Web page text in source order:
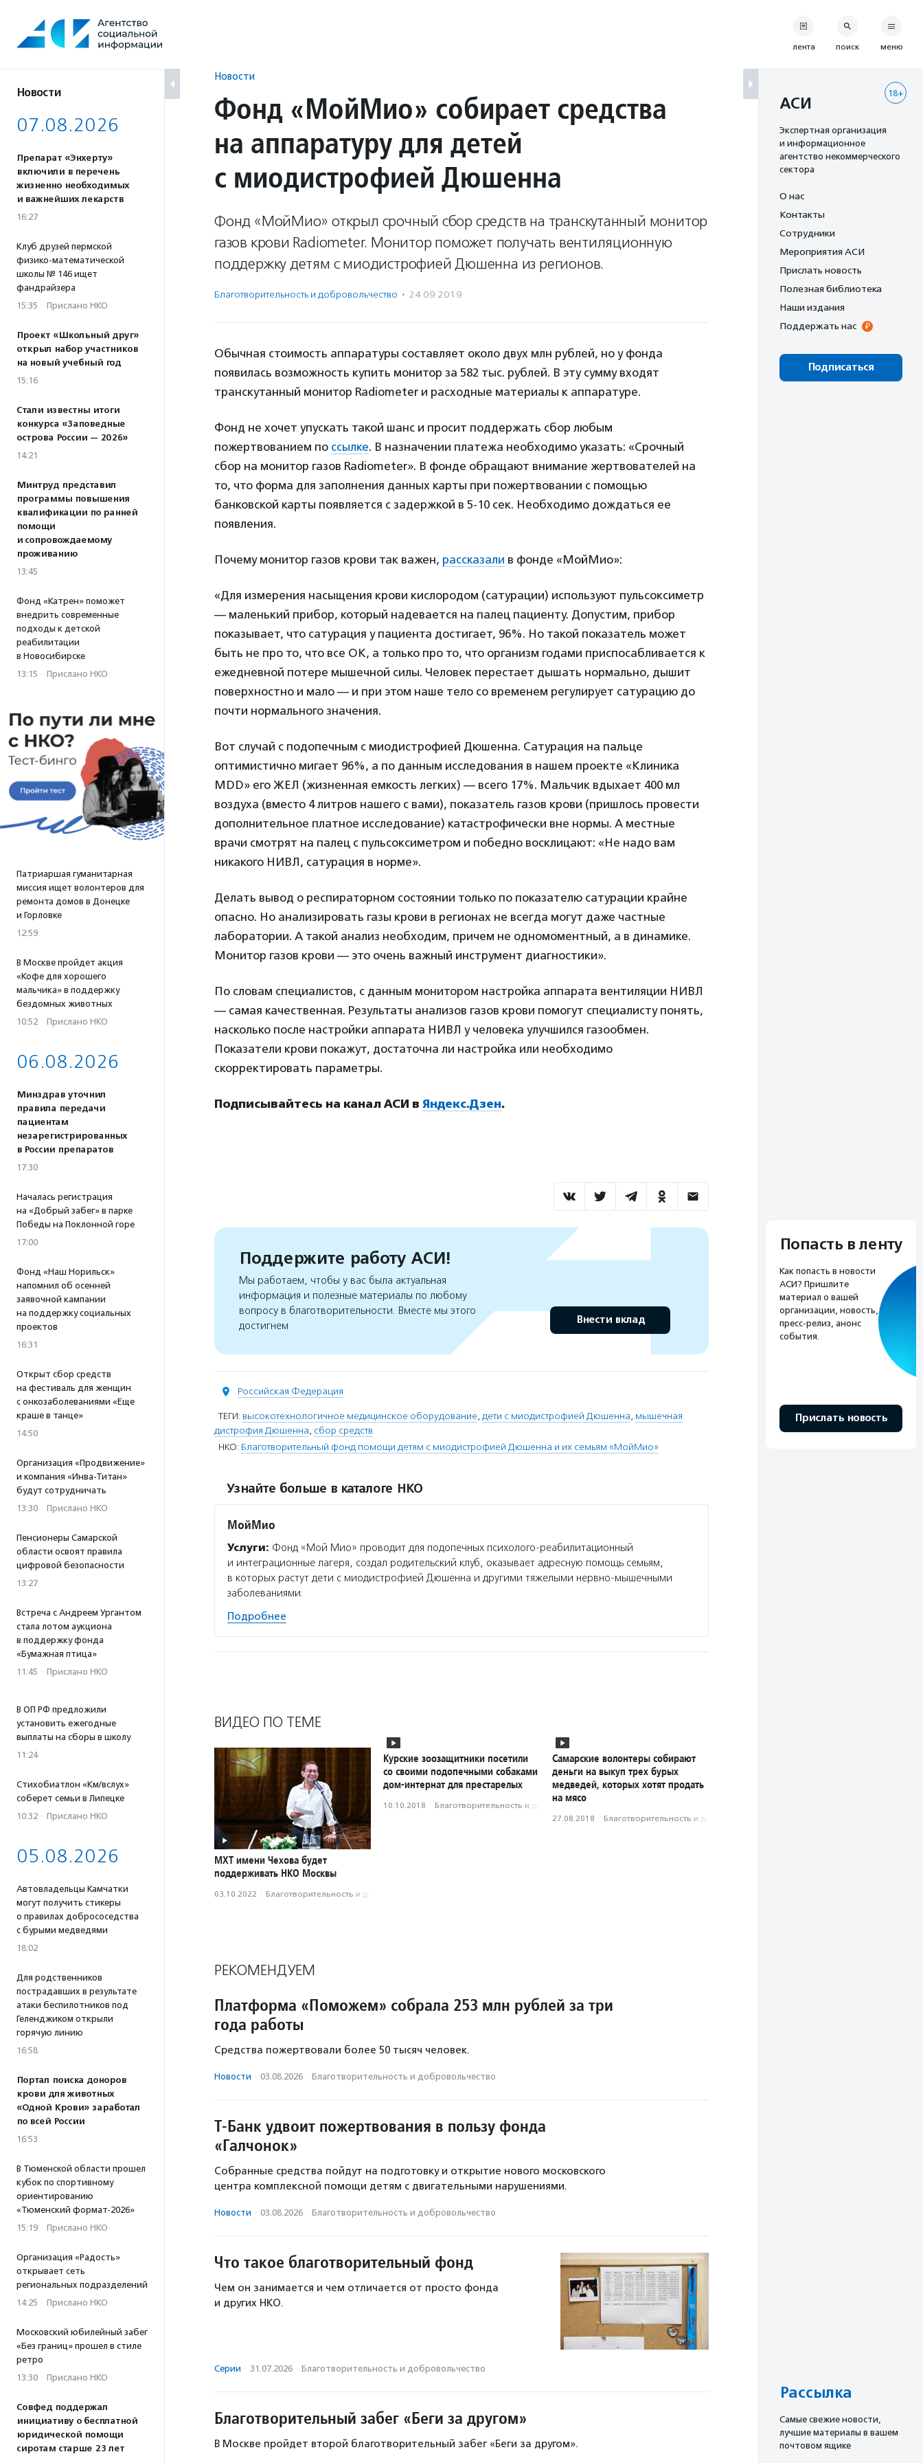
содержанию
Новости
07.08.2026
Препарат «Энхерту»
включили в перечень
жизненно необходимых
и важнейших лекарств
16:27
Клуб друзей пермской
физико-математической
школы № 146 ищет
фандрайзера
15:35 · Прислано НКО
Проект «Школьный друг»
открыл набор участников
на новый учебный год
15:16
Стали известны итоги
конкурса «Заповедные
острова России — 2026»
14:21
Минтруд представил
программы повышения
квалификации по ранней
помощи
и сопровождаемому
проживанию
13:45
Фонд «Катрен» поможет
внедрить современные
подходы к детской
реабилитации
в Новосибирске
13:15 · Прислано НКО
Патриаршая гуманитарная
миссия ищет волонтеров для
ремонта домов в Донецке
и Горловке
12:59
В Москве пройдет акция
«Кофе для хорошего
мальчика» в поддержку
бездомных животных
10:52 · Прислано НКО
06.08.2026
Минздрав уточнил
правила передачи
пациентам
незарегистрированных
в России препаратов
17:30
Началась регистрация
на «Добрый забег» в парке
Победы на Поклонной горе
17:00
Фонд «Наш Норильск»
напомнил об осенней
заявочной кампании
на поддержку социальных
проектов
16:31
Открыт сбор средств
на фестиваль для женщин
с онкозаболеваниями «Еще
краше в танце»
14:50
Организация «Продвижение»
и компания «Инва-Титан»
будут сотрудничать
13:30 · Прислано НКО
Пенсионеры Самарской
области освоят правила
цифровой безопасности
13:27
Встреча с Андреем Ургантом
стала лотом аукциона
в поддержку фонда
«Бумажная птица»
11:45 · Прислано НКО
В ОП РФ предложили
установить ежегодные
выплаты на сборы в школу
11:24
Стихобиатлон «Км/вслух»
соберет семьи в Липецке
10:32 · Прислано НКО
05.08.2026
Автовладельцы Камчатки
могут получить стикеры
о правилах добрососедства
с бурыми медведями
18:02
Для родственников
пострадавших в результате
атаки беспилотников под
Геленджиком открыли
горячую линию
16:58
Портал поиска доноров
крови для животных
«Одной Крови» заработал
по всей России
16:53
В Тюменской области прошел
кубок по спортивному
ориентированию
«Тюменский формат-2026»
15:19 · Прислано НКО
Организация «Радость»
открывает сеть
региональных подразделений
14:25 · Прислано НКО
Московский юбилейный забег
«Без границ» прошел в стиле
ретро
13:30 · Прислано НКО
Совфед поддержал
инициативу о бесплатной
юридической помощи
сиротам старше 23 лет
Новости
Фонд «МойМио» собирает средства
на аппаратуру для детей
с миодистрофией Дюшенна
Фонд «МойМио» открыл срочный сбор средств на транскутанный монитор
газов крови Radiometer. Монитор поможет получать вентиляционную
поддержку детям с миодистрофией Дюшенна из регионов.
Благотвори­тель­ность и доброволь­чест­во · 24.09.2019
Обычная стоимость аппаратуры составляет около двух млн рублей, но у фонда
появилась возможность купить монитор за 582 тыс. рублей. В эту сумму входят
транскутанный монитор Radiometer и расходные материалы к аппаратуре.
Фонд не хочет упускать такой шанс и просит поддержать сбор любым
пожертвованием по ссылке. В назначении платежа необходимо указать: «Срочный
сбор на монитор газов Radiometer». В фонде обращают внимание жертвователей на
то, что форма для заполнения данных карты при пожертвовании с помощью
банковской карты появляется с задержкой в 5-10 сек. Необходимо дождаться ее
появления.
Почему монитор газов крови так важен, рассказали в фонде «МойМио»:
«Для измерения насыщения крови кислородом (сатурации) используют пульсоксиметр
— маленький прибор, который надевается на палец пациенту. Допустим, прибор
показывает, что сатурация у пациента достигает, 96%. Но такой показатель может
быть не про то, что все ОК, а только про то, что организм годами приспосабливается к
ежедневной потере мышечной силы. Человек перестает дышать нормально, дышит
поверхностно и мало — и при этом наше тело со временем регулирует сатурацию до
почти нормального значения.
Вот случай с подопечным с миодистрофией Дюшенна. Сатурация на пальце
оптимистично мигает 96%, а по данным исследования в нашем проекте «Клиника
MDD» его ЖЕЛ (жизненная емкость легких) — всего 17%. Мальчик вдыхает 400 мл
воздуха (вместо 4 литров нашего с вами), показатель газов крови (пришлось провести
дополнительное платное исследование) катастрофически вне нормы. А местные
врачи смотрят на палец с пульсоксиметром и победно восклицают: «Не надо вам
никакого НИВЛ, сатурация в норме».
Делать вывод о респираторном состоянии только по показателю сатурации крайне
опасно. Но анализировать газы крови в регионах не всегда могут даже частные
лаборатории. А такой анализ необходим, причем не одномоментный, а в динамике.
Монитор газов крови — это очень важный инструмент диагностики».
По словам специалистов, с данным монитором настройка аппарата вентиляции НИВЛ
— самая качественная. Результаты анализов газов крови помогут специалисту понять,
насколько после настройки аппарата НИВЛ у человека улучшился газообмен.
Показатели крови покажут, достаточна ли настройка или необходимо
скорректировать параметры.
Подписывайтесь на канал АСИ в Яндекс.Дзен.
Поддержите работу АСИ!
Мы работаем, чтобы у вас была актуальная
информация и полезные материалы по любому
вопросу в благотворительности. Вместе мы этого
достигнем
Внести вклад
Российская Федерация
ТЕГИ: высокотехнологичное медицинское оборудование, дети с миодистрофией Дюшенна, мышечная
дистрофия Дюшенна, сбор средств
НКО: Благотворительный фонд помощи детям с миодистрофией Дюшенна и их семьям «МойМио»
Узнайте больше в каталоге НКО
МойМио
Услуги: Фонд «Мой Мио» проводит для подопечных психолого-реабилитационный
и интеграционные лагеря, создал родительский клуб, оказывает адресную помощь семьям,
в которых растут дети с миодистрофией Дюшенна и другими тяжелыми нервно-мышечными
заболеваниями.
Подробнее
ВИДЕО ПО ТЕМЕ
МХТ имени Чехова будет
поддерживать НКО Москвы
03.10.2022 · Благотвори­тель­ность и доброволь­чест­во
Курские зоозащитники посетили
со своими подопечными собаками
дом-интернат для престарелых
10.10.2018 · Благотвори­тель­ность и доброволь­чест­во
Самарские волонтеры собирают
деньги на выкуп трех бурых
медведей, которых хотят продать
на мясо
27.08.2018 · Благотвори­тель­ность и доброволь­чест­во
РЕКОМЕНДУЕМ
Платформа «Поможем» собрала 253 млн рублей за три
года работы
Средства пожертвовали более 50 тысяч человек.
Новости · 03.08.2026 · Благотвори­тель­ность и доброволь­чест­во
Т-Банк удвоит пожертвования в пользу фонда
«Галчонок»
Собранные средства пойдут на подготовку и открытие нового московского
центра комплексной помощи детям с двигательными нарушениями.
Новости · 03.08.2026 · Благотвори­тель­ность и доброволь­чест­во
Что такое благотворительный фонд
Чем он занимается и чем отличается от просто фонда
и других НКО.
Серии · 31.07.2026 · Благотвори­тель­ность и доброволь­чест­во
Благотворительный забег «Беги за другом»
В Москве пройдет второй благотворительный забег «Беги за другом».
лента поиск меню
18+
АСИ
Экспертная организация
и информационное
агентство некоммерческого
сектора
О нас
Контакты
Сотрудники
Мероприятия АСИ
Прислать новость
Полезная библиотека
Наши издания
Поддержать нас
Подписаться
Попасть в ленту
Как попасть в новости
АСИ? Пришлите
материал о вашей
организации, новость,
пресс-релиз, анонс
события.
Прислать новость
Рассылка
Cамые свежие новости,
лучшие материалы в вашем
почтовом ящике